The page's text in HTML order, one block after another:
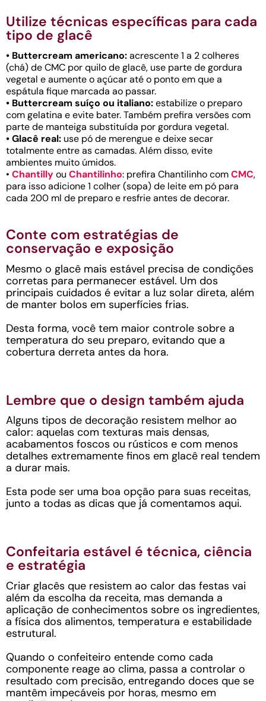
Utilize técnicas específicas para cada
tipo de glacê
• Buttercream americano:acrescente 1 a 2 colheres
(chá) de CMC por quilo de glacê, use parte de gordura
vegetal e aumente o açúcar até o ponto em que a
espátula fique marcada ao passar.
• Buttercream suíço ou italiano:estabilize o preparo
com gelatina e evite bater. Também prefira versões com
parte de manteiga substituída por gordura vegetal.
• Glacê real: use pó de merengue e deixe secar
totalmente entre as camadas. Além disso, evite
ambientes muito úmidos.
• Chantillyou Chantilinho: prefira Chantilinho comCMC,
para isso adicione 1 colher (sopa) de leite em pó para
cada 200 ml de preparo e resfrie antes de decorar.
Conte com estratégias de
conservação e exposição
Mesmo o glacê mais estável precisa de condições
corretas para permanecer estável. Um dos
principais cuidados é evitar a luz solar direta, além
de manter bolos em superfícies frias.
Desta forma, você tem maior controle sobre a
temperatura do seu preparo, evitando que a
cobertura derreta antes da hora.
Lembre que o design também ajuda
Alguns tipos de decoração resistem melhor ao
calor: aquelas com texturas mais densas,
acabamentos foscos ou rústicos e com menos
detalhes extremamente finos em glacê real tendem
a durar mais.
Esta pode ser uma boa opção para suas receitas,
junto a todas as dicas que já comentamos aqui.
Confeitaria estável é técnica, ciência
e estratégia
Criar glacês que resistem ao calor das festas vai
além da escolha da receita, mas demanda a
aplicação de conhecimentos sobre os ingredientes,
a física dos alimentos, temperatura e estabilidade
estrutural.
Quando o confeiteiro entende como cada
componente reage ao clima, passa a controlar o
resultado com precisão, entregando doces que se
mantêm impecáveis por horas, mesmo em